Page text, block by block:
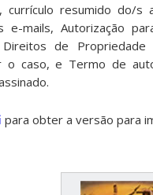
currículo resumido do/s
e-mails, Autorização
de Propriedade
o caso, e Termo de
para obter a versão para